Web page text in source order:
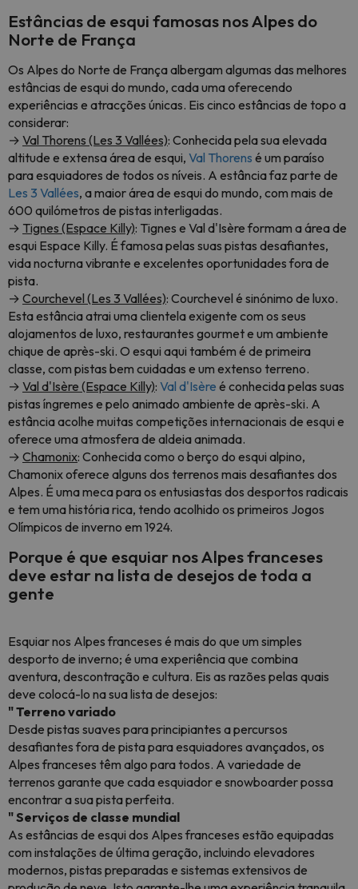
Estâncias de esqui famosas nos Alpes do
Norte de França
Os Alpes do Norte de França albergam algumas das melhores
estâncias de esqui do mundo, cada uma oferecendo
experiências e atracções únicas. Eis cinco estâncias de topo a
considerar:
→ Val Thorens (Les 3 Vallées): Conhecida pela sua elevada
altitude e extensa área de esqui, Val Thorens é um paraíso
para esquiadores de todos os níveis. A estância faz parte de
Les 3 Vallées, a maior área de esqui do mundo, com mais de
600 quilómetros de pistas interligadas.
→ Tignes (Espace Killy): Tignes e Val d'Isère formam a área de
esqui Espace Killy. É famosa pelas suas pistas desafiantes,
vida nocturna vibrante e excelentes oportunidades fora de
pista.
→ Courchevel (Les 3 Vallées): Courchevel é sinónimo de luxo.
Esta estância atrai uma clientela exigente com os seus
alojamentos de luxo, restaurantes gourmet e um ambiente
chique de après-ski. O esqui aqui também é de primeira
classe, com pistas bem cuidadas e um extenso terreno.
→ Val d'Isère (Espace Killy): Val d'Isère é conhecida pelas suas
pistas íngremes e pelo animado ambiente de après-ski. A
estância acolhe muitas competições internacionais de esqui e
oferece uma atmosfera de aldeia animada.
→ Chamonix: Conhecida como o berço do esqui alpino,
Chamonix oferece alguns dos terrenos mais desafiantes dos
Alpes. É uma meca para os entusiastas dos desportos radicais
e tem uma história rica, tendo acolhido os primeiros Jogos
Olímpicos de inverno em 1924.
Porque é que esquiar nos Alpes franceses
deve estar na lista de desejos de toda a
gente
Esquiar nos Alpes franceses é mais do que um simples
desporto de inverno; é uma experiência que combina
aventura, descontração e cultura. Eis as razões pelas quais
deve colocá-lo na sua lista de desejos:
" Terreno variado
Desde pistas suaves para principiantes a percursos
desafiantes fora de pista para esquiadores avançados, os
Alpes franceses têm algo para todos. A variedade de
terrenos garante que cada esquiador e snowboarder possa
encontrar a sua pista perfeita.
" Serviços de classe mundial
As estâncias de esqui dos Alpes franceses estão equipadas
com instalações de última geração, incluindo elevadores
modernos, pistas preparadas e sistemas extensivos de